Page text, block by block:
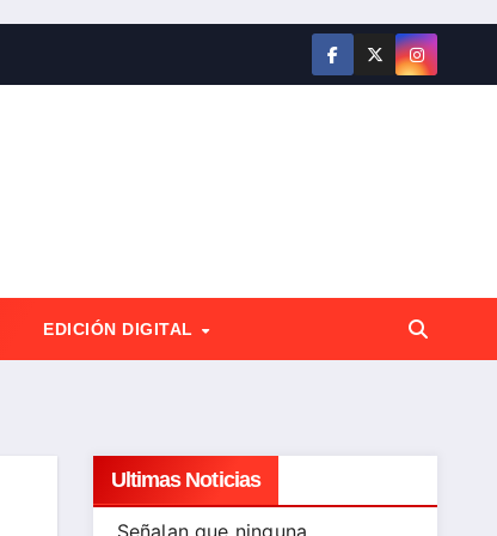
EDICIÓN DIGITAL
Ultimas Noticias